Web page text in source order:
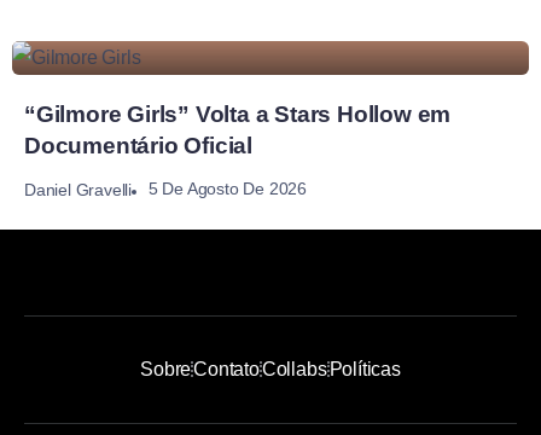
“Gilmore Girls” Volta a Stars Hollow em
Documentário Oficial
Daniel Gravelli 5 De Agosto De 2026
SobreContatoCollabsPolíticas